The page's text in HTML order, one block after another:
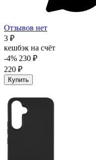
Отзывов нет
3 ₽
кешбэк на счёт
-4% 230 ₽
220 ₽
Купить